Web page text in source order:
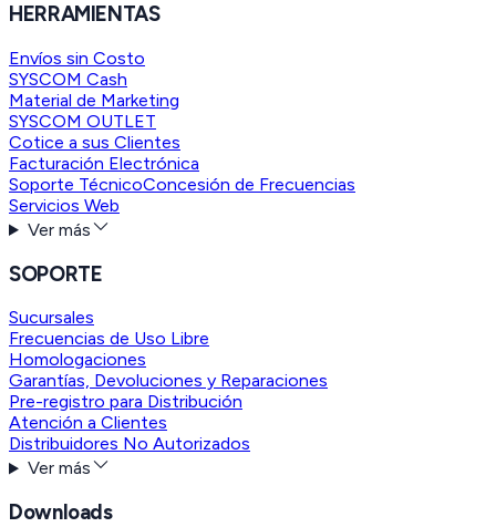
HERRAMIENTAS
Envíos sin Costo
SYSCOM Cash
Material de Marketing
SYSCOM OUTLET
Cotice a sus Clientes
Facturación Electrónica
Soporte TécnicoConcesión de Frecuencias
Servicios Web
Ver más
SOPORTE
Sucursales
Frecuencias de Uso Libre
Homologaciones
Garantías, Devoluciones y Reparaciones
Pre-registro para Distribución
Atención a Clientes
Distribuidores No Autorizados
Ver más
Downloads